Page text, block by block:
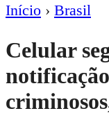
Início › Brasil
Celular